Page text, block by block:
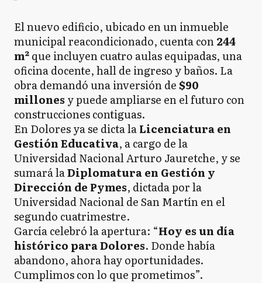
El nuevo edificio, ubicado en un inmueble
municipal reacondicionado, cuenta con244
m²que incluyen cuatro aulas equipadas, una
oficina docente, hall de ingreso y baños. La
obra demandó una inversión de$90
millones y puede ampliarse en el futuro con
construcciones contiguas.
En Dolores ya se dicta laLicenciatura en
Gestión Educativa, a cargo de la
Universidad Nacional Arturo Jauretche, y se
sumará laDiplomatura en Gestión y
Dirección de Pymes, dictada por la
Universidad Nacional de San Martín en el
segundo cuatrimestre.
García celebró la apertura: “Hoy es un día
histórico para Dolores. Donde había
abandono, ahora hay oportunidades.
Cumplimos con lo que prometimos”.